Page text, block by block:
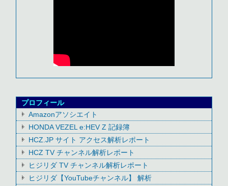
プロフィール
Amazonアソシエイト
HONDA VEZEL e:HEV Z 記録簿
HCZ.JP サイト アクセス解析レポート
HCZ TV チャンネル解析レポート
ヒジリダ TV チャンネル解析レポート
ヒジリダ【YouTubeチャンネル】 解析